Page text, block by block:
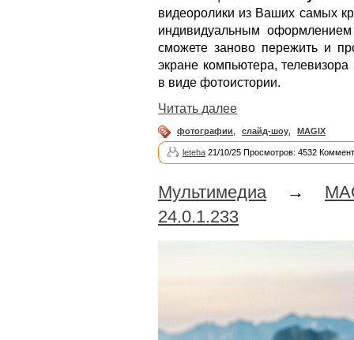
видеоролики из Ваших самых
индивидуальным
сможете заново пережить и
экране компьютера,
в виде фотоистории.
Читать далее
фотографии слайд-шоу MAGIX
leteha 21/10/25 Просмотров: 4532
Мультимедиа→
24.0.1.233